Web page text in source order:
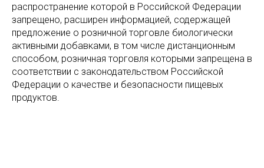
распространение которой в Российской Федерации
запрещено, расширен информацией, содержащей
предложение о розничной торговле биологически
активными добавками, в том числе дистанционным
способом, розничная торговля которыми запрещена в
соответствии с законодательством Российской
Федерации о качестве и безопасности пищевых
продуктов.